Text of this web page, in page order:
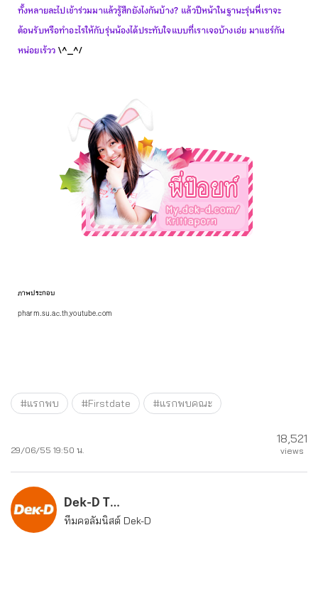
ทั้งหลายละไปเข้าร่วมมาแล้วรู้สึกยังไงกันบ้าง? แล้วปีหน้าในฐานะรุ่นพี่เราจะ
ต้อนรับหรือทำอะไรให้กับรุ่นน้องได้ประทับใจแบบที่เราเจอบ้างเอ่ย มาแชร์กัน
หน่อยเร้วว\^_^/
ภาพประกอบ
pharm.su.ac.th,youtube.com
#แรกพบ #Firstdate #แรกพบคณะ
29/06/55 19:50 น.
18,521
views
Dek-D Team
ทีมคอลัมนิสต์ Dek-D